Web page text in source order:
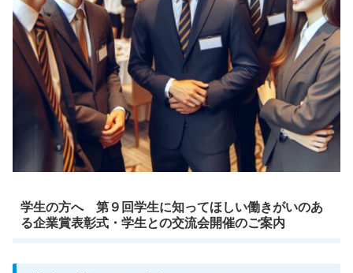
学生の方へ 第９回学生に知ってほしい働きがいのあ
る企業賞表彰式・学生との交流会開催のご案内